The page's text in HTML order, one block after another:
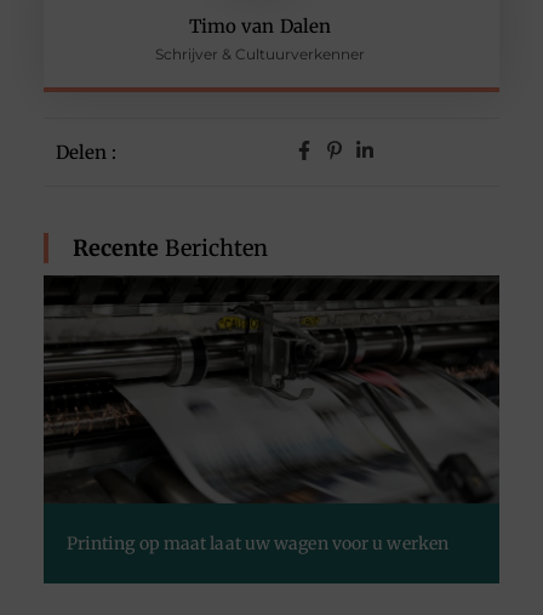
Timo van Dalen
Schrijver & Cultuurverkenner
Delen :
Recente Berichten
Printing op maat laat uw wagen voor u werken